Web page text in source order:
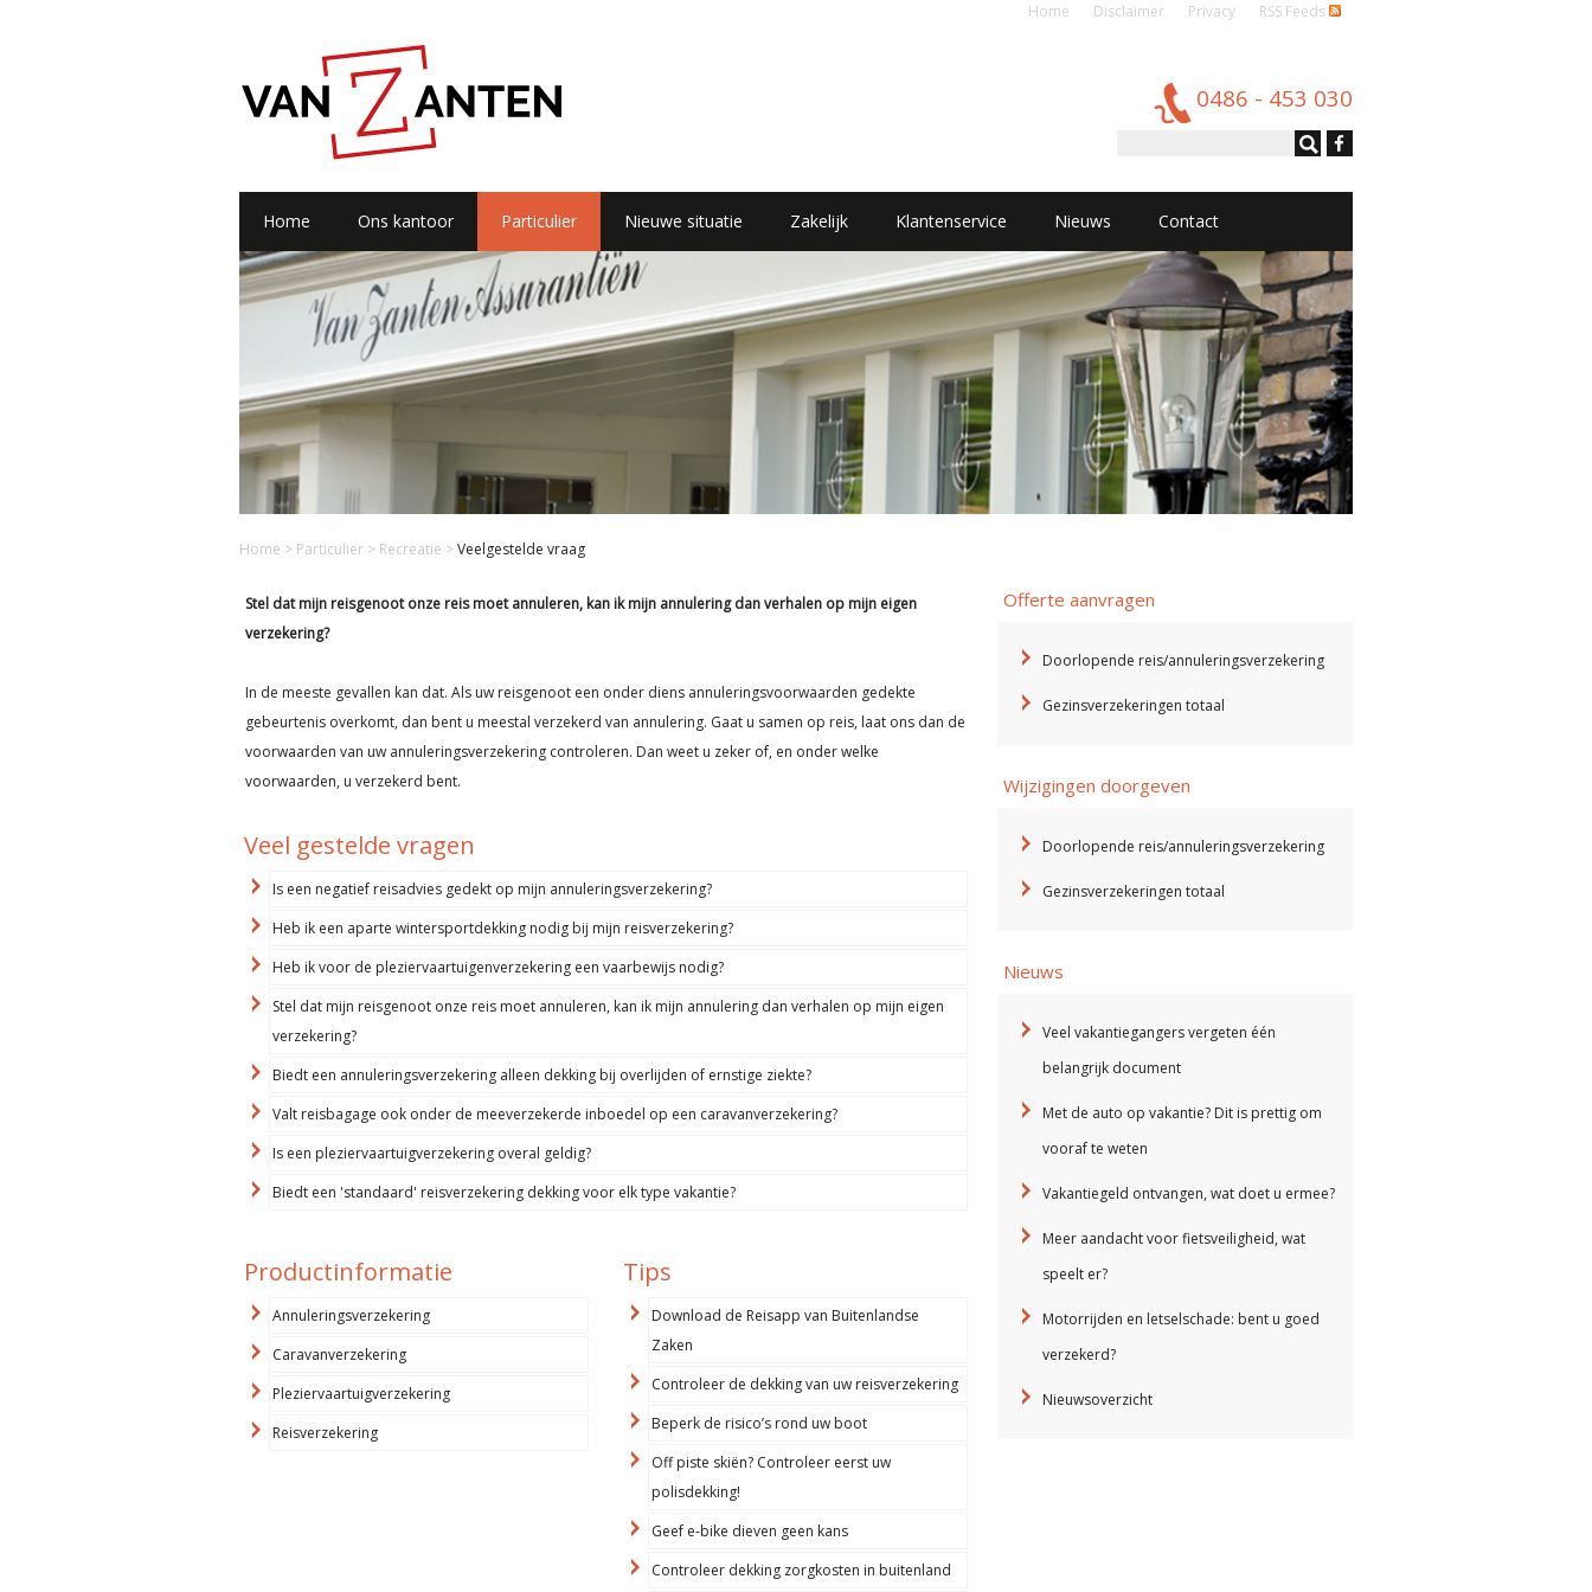
Home Disclaimer Privacy RSS Feeds
0486 - 453 030
Home > Particulier > Recreatie >Veelgestelde vraag
Stel dat mijn reisgenoot onze reis moet annuleren, kan ik mijn annulering dan verhalen op mijn eigen
verzekering?
In de meeste gevallen kan dat. Als uw reisgenoot een onder diens annuleringsvoorwaarden gedekte
gebeurtenis overkomt, dan bent u meestal verzekerd van annulering. Gaat u samen op reis, laat ons dan de
voorwaarden van uw annuleringsverzekering controleren. Dan weet u zeker of, en onder welke
voorwaarden, u verzekerd bent.
Veel gestelde vragen
Is een negatief reisadvies gedekt op mijn annuleringsverzekering?
Heb ik een aparte wintersportdekking nodig bij mijn reisverzekering?
Heb ik voor de pleziervaartuigenverzekering een vaarbewijs nodig?
Stel dat mijn reisgenoot onze reis moet annuleren, kan ik mijn annulering dan verhalen op mijn eigen
verzekering?
Biedt een annuleringsverzekering alleen dekking bij overlijden of ernstige ziekte?
Valt reisbagage ook onder de meeverzekerde inboedel op een caravanverzekering?
Is een pleziervaartuigverzekering overal geldig?
Biedt een 'standaard' reisverzekering dekking voor elk type vakantie?
Productinformatie
Annuleringsverzekering
Caravanverzekering
Pleziervaartuigverzekering
Reisverzekering
Tips
Download de Reisapp van Buitenlandse
Zaken
Controleer de dekking van uw reisverzekering
Beperk de risico’s rond uw boot
Off piste skiën? Controleer eerst uw
polisdekking!
Geef e-bike dieven geen kans
Controleer dekking zorgkosten in buitenland
Offerte aanvragen
Doorlopende reis/annuleringsverzekering
Gezinsverzekeringen totaal
Wijzigingen doorgeven
Doorlopende reis/annuleringsverzekering
Gezinsverzekeringen totaal
Nieuws
Veel vakantiegangers vergeten één
belangrijk document
Met de auto op vakantie? Dit is prettig om
vooraf te weten
Vakantiegeld ontvangen, wat doet u ermee?
Meer aandacht voor fietsveiligheid, wat
speelt er?
Motorrijden en letselschade: bent u goed
verzekerd?
Nieuwsoverzicht
Home Ons kantoor Particulier Nieuwe situatie Zakelijk Klantenservice Nieuws Contact